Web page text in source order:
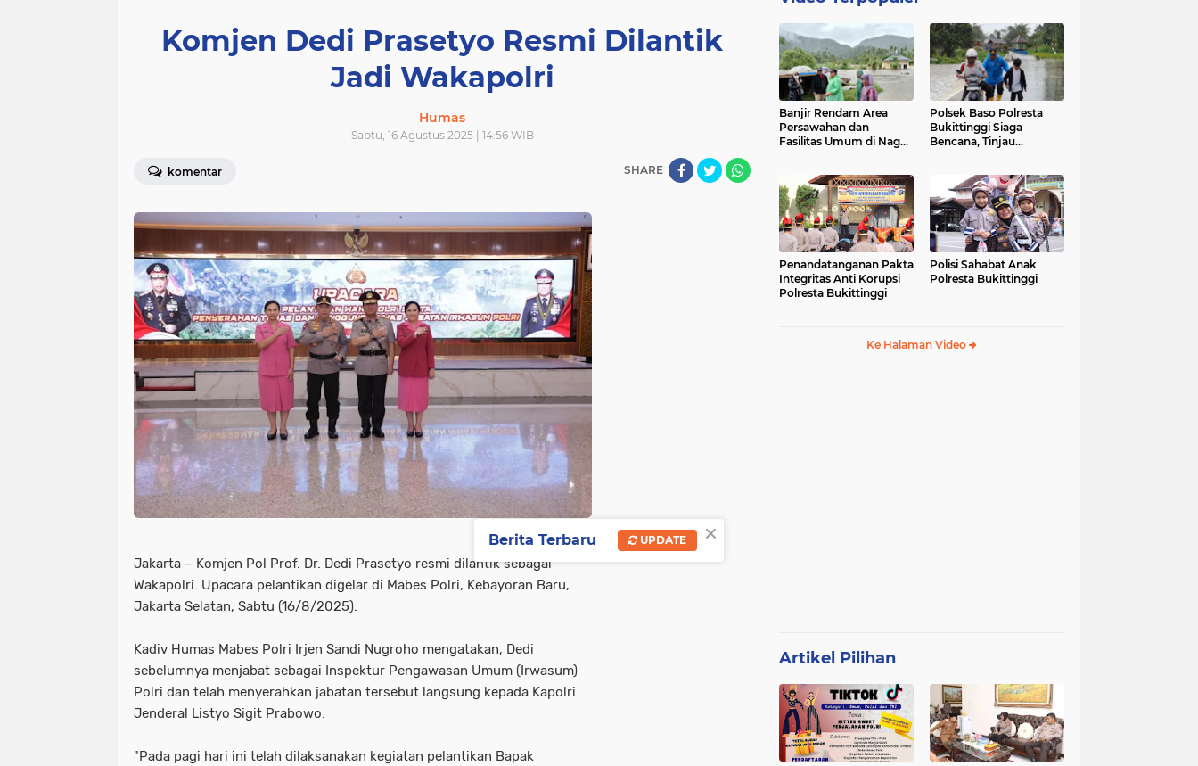
Komjen Dedi Prasetyo Resmi Dilantik
Jadi Wakapolri
Humas
Sabtu, 16 Agustus 2025 | 14:56 WIB
komentar SHARE
Jakarta – Komjen Pol Prof. Dr. Dedi Prasetyo resmi dilantik sebagai
Wakapolri. Upacara pelantikan digelar di Mabes Polri, Kebayoran Baru,
Jakarta Selatan, Sabtu (16/8/2025).
Kadiv Humas Mabes Polri Irjen Sandi Nugroho mengatakan, Dedi
sebelumnya menjabat sebagai Inspektur Pengawasan Umum (Irwasum)
Polri dan telah menyerahkan jabatan tersebut langsung kepada Kapolri
Jenderal Listyo Sigit Prabowo.
"Pada pagi hari ini telah dilaksanakan kegiatan pelantikan Bapak
Banjir Rendam Area
Persawahan dan
Fasilitas Umum di Nagari
Polsek Baso Polresta
Bukittinggi Siaga
Bencana, Tinjau
Penandatanganan Pakta
Integritas Anti Korupsi
Polresta Bukittinggi
Polisi Sahabat Anak
Polresta Bukittinggi
Ke Halaman Video
Artikel Pilihan
×
Berita Terbaru UPDATE